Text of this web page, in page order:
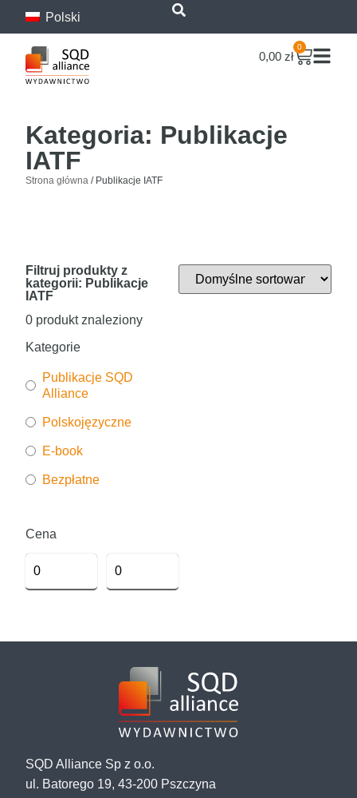
treści
Polski
0,00 zł
0
Kategoria: Publikacje
IATF
Strona główna / Publikacje IATF
Filtruj produkty z
kategorii: Publikacje
IATF
0 produkt znaleziony
Kategorie
Publikacje SQD
Alliance
Polskojęzyczne
E-book
Bezpłatne
Cena
SQD Alliance Sp z o.o.
ul. Batorego 19, 43-200 Pszczyna